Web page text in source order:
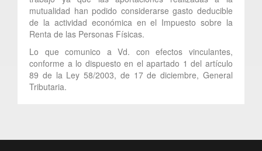
mutualidad han podido considerarse gasto deducible
de la actividad económica en el Impuesto sobre la
Renta de las Personas Físicas.
Lo que comunico a Vd. con efectos vinculantes,
conforme a lo dispuesto en el apartado 1 del artículo
89 de la Ley 58/2003, de 17 de diciembre, General
Tributaria.